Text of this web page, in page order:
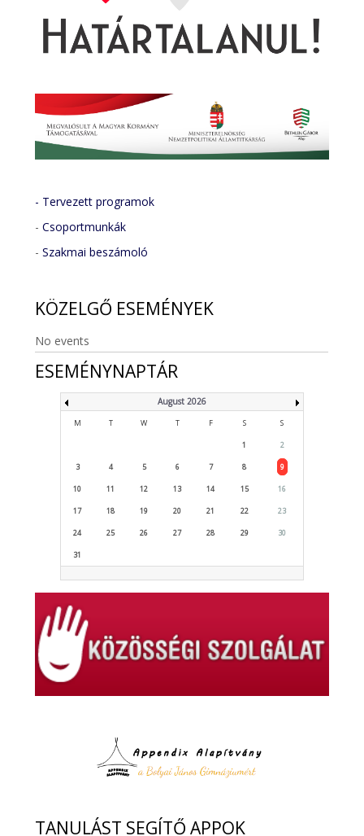
- Tervezett programok
-Csoportmunkák
-Szakmai beszámoló
KÖZELGŐ ESEMÉNYEK
No events
ESEMÉNYNAPTÁR
August 2026
M T W T F S S
1 2
3 4 5 6 7 8 9
10 11 12 13 14 15 16
17 18 19 20 21 22 23
24 25 26 27 28 29 30
31
TANULÁST SEGÍTŐ APPOK